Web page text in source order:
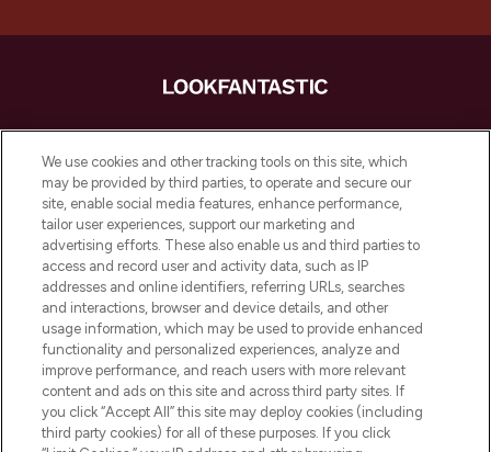
LOOKFANTASTIC ist Europas ultimativer
Beauty-Onlineshop mit den besten
Produkten aus Haut- und Haarpflege
sowie Make-Up von über 200
renommierten Marken. Shoppe online
oder über die App mit kostenloser
Lieferung ab einem Einkaufswert von 30€.
Cookie-Einwilligung
Do Not Sell or Share My Personal
Information
HILFE & INFORMATION
We use cookies and other tracking tools on this site, which
may be provided by third parties, to operate and secure our
site, enable social media features, enhance performance,
tailor user experiences, support our marketing and
advertising efforts. These also enable us and third parties to
access and record user and activity data, such as IP
addresses and online identifiers, referring URLs, searches
and interactions, browser and device details, and other
usage information, which may be used to provide enhanced
functionality and personalized experiences, analyze and
improve performance, and reach users with more relevant
content and ads on this site and across third party sites. If
you click “Accept All” this site may deploy cookies (including
third party cookies) for all of these purposes. If you click